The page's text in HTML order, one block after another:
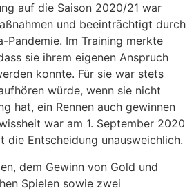
auf die Saison 2020/21 war
und beeinträchtigt durch
Pandemie. Im Training merkte
sie ihrem eigenen Anspruch
konnte. Für sie war stets
würde, wenn sie nicht
hat, ein Rennen auch gewinnen
war am 1. September 2020
die Entscheidung unausweichlich.
dem Gewinn von Gold und
Spielen sowie zwei